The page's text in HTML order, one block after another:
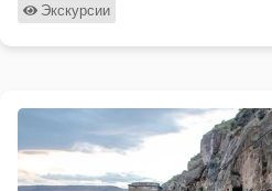
Экскурсии